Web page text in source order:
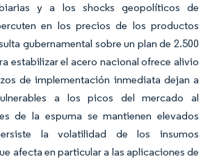
y a los shocks geopolíticos de
en los precios de los productos
gubernamental sobre un plan de 2.500
estabilizar el acero nacional ofrece alivio
de implementación inmediata dejan a
a los picos del mercado al
de la espuma se mantienen elevados
la volatilidad de los insumos
afecta en particular a las aplicaciones de